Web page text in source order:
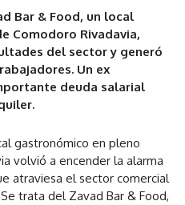
Bar & Food, un local
Comodoro Rivadavia,
del sector y generó
Un ex
deuda salarial
gastronómico en pleno
volvió a encender la alarma
atraviesa el sector comercial
trata del Zavad Bar & Food,